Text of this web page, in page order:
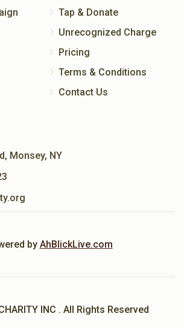
Tap & Donate
Unrecognized Charge
Pricing
Terms & Conditions
Contact Us
Monsey, NY
by AhBlickLive.com
INC . All Rights Reserved